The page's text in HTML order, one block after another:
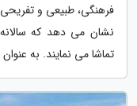
فرهنگی، طبیعی و
نشان می دهد که سالانه
تماشا می نمایند. به